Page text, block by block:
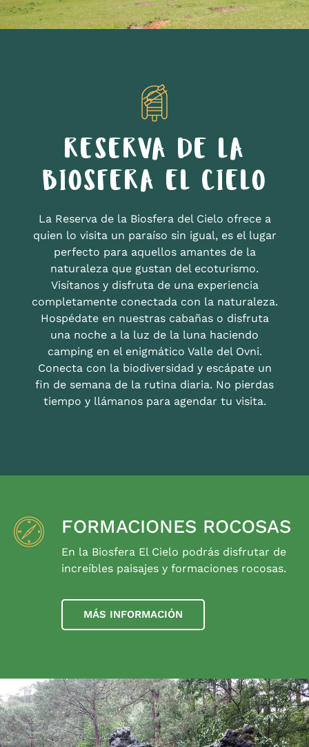
RESERVA DE LA
BIOSFERA EL CIELO
La Reserva de la Biosfera del Cielo ofrece a
quien lo visita un paraíso sin igual, es el lugar
perfecto para aquellos amantes de la
naturaleza que gustan del ecoturismo.
Visítanos y disfruta de una experiencia
completamente conectada con la naturaleza.
Hospédate en nuestras cabañas o disfruta
una noche a la luz de la luna haciendo
camping en el enigmático Valle del Ovni.
Conecta con la biodiversidad y escápate un
fin de semana de la rutina diaria. No pierdas
tiempo y llámanos para agendar tu visita.
FORMACIONES ROCOSAS
En la Biosfera El Cielo podrás disfrutar de
increíbles paisajes y formaciones rocosas.
MÁS INFORMACIÓN